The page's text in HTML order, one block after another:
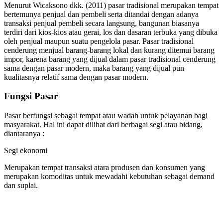
Menurut Wicaksono dkk. (2011) pasar tradisional merupakan tempat
bertemunya penjual dan pembeli serta ditandai dengan adanya
transaksi penjual pembeli secara langsung, bangunan biasanya
terdiri dari kios-kios atau gerai, los dan dasaran terbuka yang dibuka
oleh penjual maupun suatu pengelola pasar. Pasar tradisional
cenderung menjual barang-barang lokal dan kurang ditemui barang
impor, karena barang yang dijual dalam pasar tradisional cenderung
sama dengan pasar modern, maka barang yang dijual pun
kualitasnya relatif sama dengan pasar modern.
Fungsi Pasar
Pasar berfungsi sebagai tempat atau wadah untuk pelayanan bagi
masyarakat. Hal ini dapat dilihat dari berbagai segi atau bidang,
diantaranya :
Segi ekonomi
Merupakan tempat transaksi atara produsen dan konsumen yang
merupakan komoditas untuk mewadahi kebutuhan sebagai demand
dan suplai.